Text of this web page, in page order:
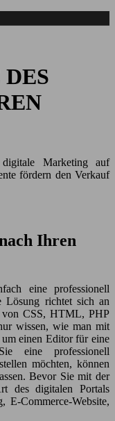
digitale Marketing auf
fördern den Verkauf
Ihren
eine professionell
Lösung richtet sich an
von CSS, HTML, PHP
wissen, wie man mit
einen Editor für eine
eine professionell
möchten, können
Bevor Sie mit der
des digitalen Portals
E-Commerce-Website,